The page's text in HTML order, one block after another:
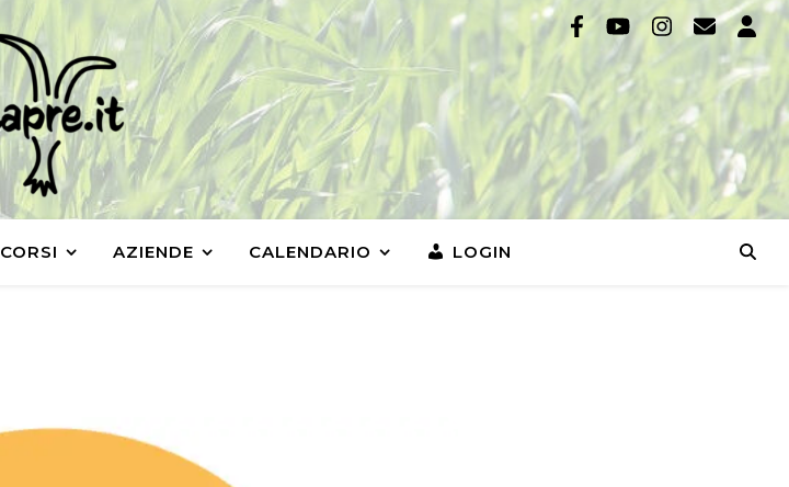
CORSI AZIENDE CALENDARIO LOGIN